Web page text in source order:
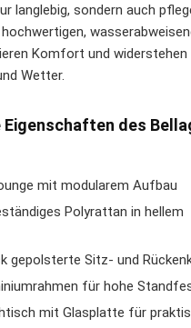
langlebig, sondern auch
Komfort und widerstehen
Wetter.
des
mit modularem Aufbau
Polyrattan in hellem
gepolsterte Sitz- und
für hohe
mit Glasplatte für